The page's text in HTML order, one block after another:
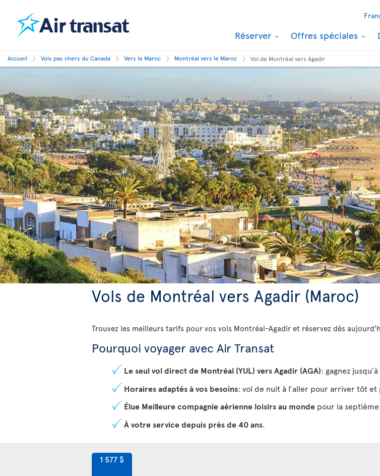
Réserver Offres spéciales
Accueil Vols pas chers du Canada Vers le Maroc Montréal vers le Maroc Vol de Montréal vers Agadir
Vols de Montréal vers Agadir (Maroc)
Trouvez les meilleurs tarifs pour vos vols Montréal-Agadir et réservez dès
Pourquoi voyager avec Air Transat
Le seul vol direct de Montréal (YUL) vers Agadir (AGA): gagnez
Horaires adaptés à vos besoins: vol de nuit à l’aller pour arriver tôt
Élue Meilleure compagnie aérienne loisirs au monde pour la
À votre service depuis près de 40 ans.
1 577 $